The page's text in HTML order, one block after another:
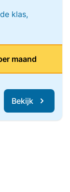
klas,
maand
Bekijk